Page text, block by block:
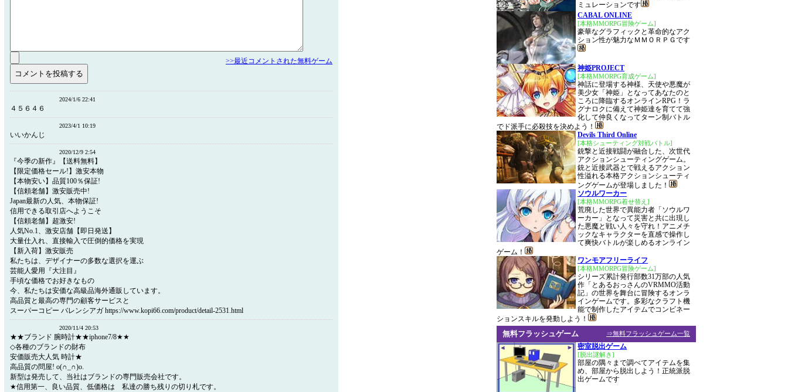
>>最近コメントされた無料ゲーム
2024/1/6 22:41
４５６４６
2023/4/1 10:19
いいかんじ
2020/12/9 2:54
『今季の新作』【送料無料】
【限定価格セール!】激安本物
【本物安い】品質100％保証!
【信頼老舗】激安販売中!
Japan最新の人気、本物保証!
信用できる取引店へようこそ
【信頼老舗】超激安!
人気No.1、激安店舗【即日発送】
大量仕入れ、直接輸入で圧倒的価格を実現
【新入荷】激安販売
私たちは、デザイナーの多数な選択を運ぶ
芸能人愛用『大注目』
手頃な価格でお好きなもの
今、私たちは安価な高級品海外通販しています。
高品質と最高の専門の顧客サービスと
スーパーコピー バレンシアガ https://www.kopi66.com/product/detail-2531.html
2020/11/4 20:53
★★ブランド 腕時計★★iphone7/8★★
◇各種のブランドの財布
安価販売大人気 時計★
高品質の問屋! o(∩_∩)o.
新型は発売して、当社はブランドの専門販売会社です。
★信用第一、良い品質、低価格は 私達の勝ち残りの切り札です。
ミュレーションです
CABAL ONLINE
[本格MMORPG冒険ゲーム]
豪華なグラフィックと革命的なアク
ション性が魅力なＭＭＯＲＰＧです
神姫PROJECT
[本格MMORPG育成ゲーム]
神話に登場する神様、天使や悪魔が
美少女「神姫」となってあなたのと
ころに降臨するオンラインRPG！ラ
グナロクに備えて神姫達を育てて強
化して仲良くなってターン制バトル
でド派手に必殺技を決めよう！
Devils Third Online
[本格シューティング対戦バトル]
銃撃と近接戦闘が融合した、次世代
アクションシューティングゲーム。
銃と近接武器とで戦えるアクション
性溢れる本格アクションシューティ
ングゲームが登場しました！
ソウルワーカー
[本格MMORPG着せ替え]
荒廃した世界で異能力者「ソウルワ
ーカー」となって災害と共に出現し
た悪魔と戦い人々を守れ！アニメチ
ックなキャラクターを直感で操作し
て爽快バトルが楽しめるオンライン
ゲーム！
ワンモアフリーライフ
[本格MMORPG冒険ゲーム]
シリーズ累計発行部数31万部の人気
作「とあるおっさんのVRMMO活動
記」の世界を舞台に冒険するオンラ
インゲームです。多彩なクラフト機
能で制作したアイテムでコンビネー
ションスキルを発動しよう！
⇒無料フラッシュゲーム一覧
無料フラッシュゲーム
密室脱出ゲーム
[脱出謎解き]
部屋の隅々まで調べてアイテムを集
め、部屋から脱出しよう！正統派脱
出ゲームです